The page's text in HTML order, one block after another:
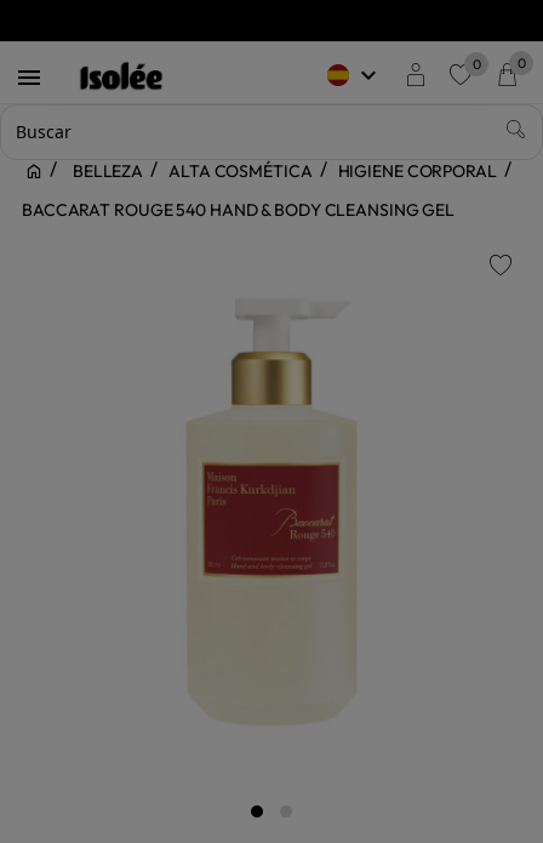
 keyboard_arrow_down 0 0
BELLEZA ALTA COSMÉTICA
HIGIENE CORPORAL
BACCARAT ROUGE 540 HAND & BODY CLEANSING GEL